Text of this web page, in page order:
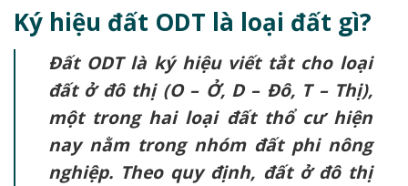
Ký hiệu đất ODT là loại đất gì?
Đất ODT là ký hiệu viết tắt cho loại
đất ở đô thị (O – Ở, D – Đô, T – Thị),
một trong hai loại đất thổ cư hiện
nay nằm trong nhóm đất phi nông
nghiệp. Theo quy định, đất ở đô thị